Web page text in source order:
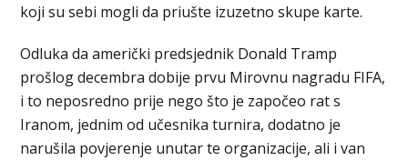
koji su sebi mogli da priušte izuzetno skupe karte.
Odluka da američki predsjednik Donald Tramp
prošlog decembra dobije prvu Mirovnu nagradu FIFA,
i to neposredno prije nego što je započeo rat s
Iranom, jednim od učesnika turnira, dodatno je
narušila povjerenje unutar te organizacije, ali i van